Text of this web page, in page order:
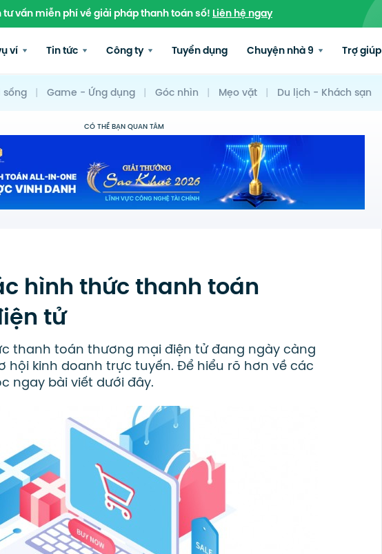
tư vấn miễn phí về giải pháp thanh toán số!Liên hệ ngay
ví Tin tức Công ty Tuyển dụng Chuyện nhà 9 Trợ giúp
| Game - Ứng dụng | Góc nhìn | Mẹo vặt | Du lịch - Khách sạn
CÓ THỂ BẠN QUAN TÂM
hình thức thanh toán
tử
thanh toán thương mại điện tử đang ngày càng
hội kinh doanh trực tuyến. Để hiểu rõ hơn về các
ngay bài viết dưới đây.